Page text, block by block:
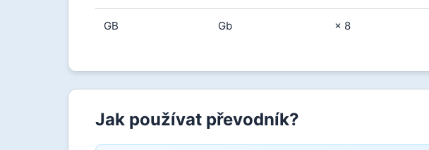
GB Gb × 8
Jak používat převodník?